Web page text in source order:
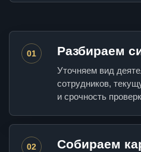
01 Разбираем
Уточняем вид
сотрудников,
и срочность
02 Собираем